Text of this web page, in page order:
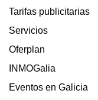
Tarifas publicitarias
Servicios
Oferplan
INMOGalia
Eventos en Galicia